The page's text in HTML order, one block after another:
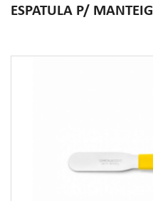
ESPATULA P/